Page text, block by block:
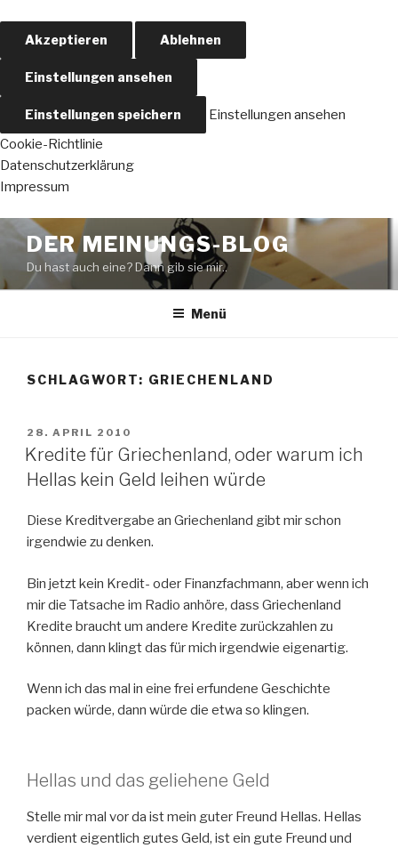
Akzeptieren Ablehnen
Einstellungen ansehen
Einstellungen speichern
Einstellungen ansehen
Cookie-Richtlinie
Datenschutzerklärung
Impressum
Zum
Inhalt
springen
DER MEINUNGS-BLOG
Du hast auch eine? Dann gib sie mir..
Menü
SCHLAGWORT: GRIECHENLAND
VERÖFFENTLICHT
AM
28. APRIL 2010
Kredite für Griechenland, oder warum ich
Hellas kein Geld leihen würde
Diese Kreditvergabe an Griechenland gibt mir schon
irgendwie zu denken.
Bin jetzt kein Kredit- oder Finanzfachmann, aber wenn ich
mir die Tatsache im Radio anhöre, dass Griechenland
Kredite braucht um andere Kredite zurückzahlen zu
können, dann klingt das für mich irgendwie eigenartig.
Wenn ich das mal in eine frei erfundene Geschichte
packen würde, dann würde die etwa so klingen.
Hellas und das geliehene Geld
Stelle mir mal vor da ist mein guter Freund Hellas. Hellas
verdient eigentlich gutes Geld, ist ein gute Freund und